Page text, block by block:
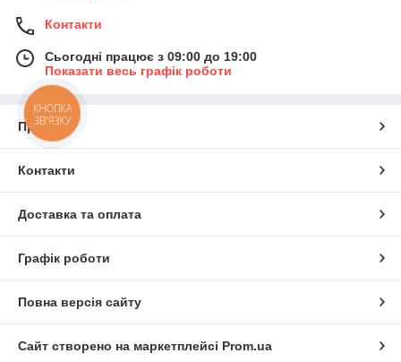
Контакти
Сьогодні працює з 09:00 до 19:00
Показати весь графік роботи
Про нас
Контакти
Доставка та оплата
Графік роботи
Повна версія сайту
Сайт створено на маркетплейсі Prom.ua
КНОПКА
ЗВ'ЯЗКУ